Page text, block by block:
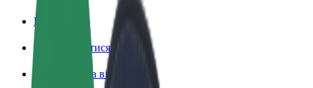
Переваги
Як приєднатися
Запитання та відповіді